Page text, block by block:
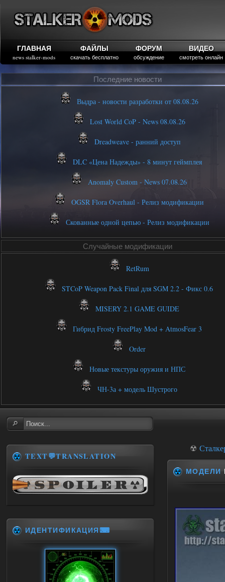
ГЛАВНАЯ
news stalker-mods
ФАЙЛЫ
скачать бесплатно
ФОРУМ
обсуждение
ВИДЕО
смотреть онлайн
Последние новости
Выдра - новости разработки от 08.08.26
Lost World CoP - News 08.08.26
Dreadweave - ранний доступ
DLC «Цена Надежды» - 8 минут геймплея
Anomaly Custom - News 07.08.26
OGSR Flora Overhaul - Релиз модификации
Скованные одной цепью - Релиз модификации
Случайные модификации
RetRum
STCoP Weapon Pack Final для SGM 2.2 - Фикс 0.6
MISERY 2.1 GAME GUIDE
Гибрид Frosty FreePlay Mod + AtmosFear 3
Order
Новые текстуры оружия и НПС
ЧН-3а + модель Шустрого
☢
МОДЕЛИ
TEXT💬TRANSLATION
ИДЕНТИФИКАЦИЯ⌨